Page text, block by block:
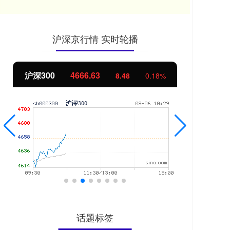
沪深京行情 实时轮播
北证50 1124.41 4.95 0.44%
话题标签